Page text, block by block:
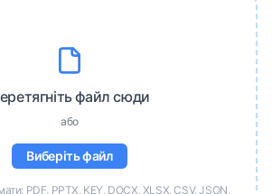
файл сюди
або
Виберіть файл
PDF, PPTX, KEY, DOCX, XLSX, CSV, JSON,